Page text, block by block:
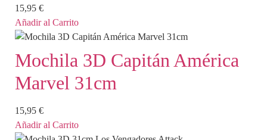
15,95 €
Añadir al Carrito
Mochila 3D Capitán América
Marvel 31cm
15,95 €
Añadir al Carrito